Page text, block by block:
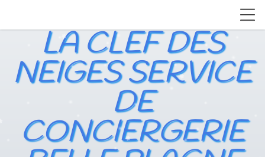
LA CLEF DES
NEIGES SERVICE
DE
CONCIERGERIE